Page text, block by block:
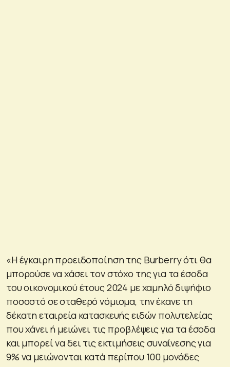
«Η έγκαιρη προειδοποίηση της Burberry ότι θα
μπορούσε να χάσει τον στόχο της για τα έσοδα
του οικονομικού έτους 2024 με χαμηλό διψήφιο
ποσοστό σε σταθερό νόμισμα, την έκανε τη
δέκατη εταιρεία κατασκευής ειδών πολυτελείας
που χάνει ή μειώνει τις προβλέψεις για τα έσοδα
και μπορεί να δει τις εκτιμήσεις συναίνεσης για
9% να μειώνονται κατά περίπου 100 μονάδες